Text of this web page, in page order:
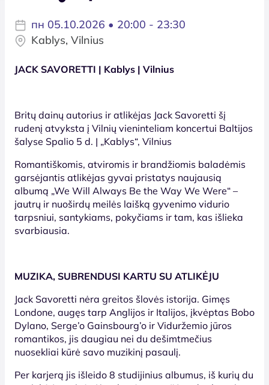
пн 05.10.2026 • 20:00 - 23:30
Kablys, Vilnius
JACK SAVORETTI | Kablys | Vilnius
Britų dainų autorius ir atlikėjas Jack Savoretti šį
rudenį atvyksta į Vilnių vieninteliam koncertui Baltijos
šalyse Spalio 5 d. | „Kablys“, Vilnius
Romantiškomis, atviromis ir brandžiomis baladėmis
garsėjantis atlikėjas gyvai pristatys naujausią
albumą „We Will Always Be the Way We Were“ –
jautrų ir nuoširdų meilės laišką gyvenimo vidurio
tarpsniui, santykiams, pokyčiams ir tam, kas išlieka
svarbiausia.
MUZIKA, SUBRENDUSI KARTU SU ATLIKĖJU
Jack Savoretti nėra greitos šlovės istorija. Gimęs
Londone, augęs tarp Anglijos ir Italijos, įkvėptas Bobo
Dylano, Serge’o Gainsbourg’o ir Viduržemio jūros
romantikos, jis daugiau nei du dešimtmečius
nuosekliai kūrė savo muzikinį pasaulį.
Per karjerą jis išleido 8 studijinius albumus, iš kurių du